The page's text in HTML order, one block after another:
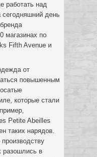
работать над
день
магазинах по
Fifth Avenue и
от
повышенным
которые стали
Petite Abeilles
таких нарядов.
разошлись в